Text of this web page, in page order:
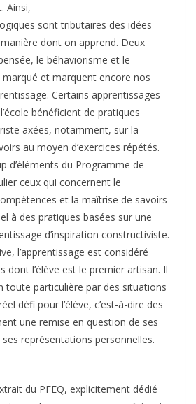
Ainsi,
sont tributaires des idées
dont on apprend. Deux
le béhaviorisme et le
et marquent encore nos
Certains apprentissages
bénéficient de pratiques
axées, notamment, sur la
au moyen d’exercices répétés.
d’éléments du Programme de
ceux qui concernent le
et la maîtrise de savoirs
à des pratiques basées sur une
d’inspiration constructiviste.
l’apprentissage est considéré
dont l’élève est le premier artisan. Il
toute particulière par des situations
défi pour l’élève, c’est-à-dire des
une remise en question de ses
représentations personnelles.
du PFEQ, explicitement dédié